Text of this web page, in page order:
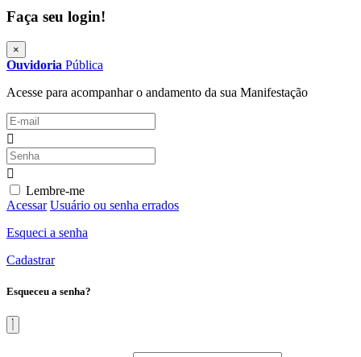
Faça seu login!
×
Ouvidoria Pública
Acesse para acompanhar o andamento da sua Manifestação
Lembre-me
Acessar Usuário ou senha errados
Esqueci a senha
Cadastrar
Esqueceu a senha?